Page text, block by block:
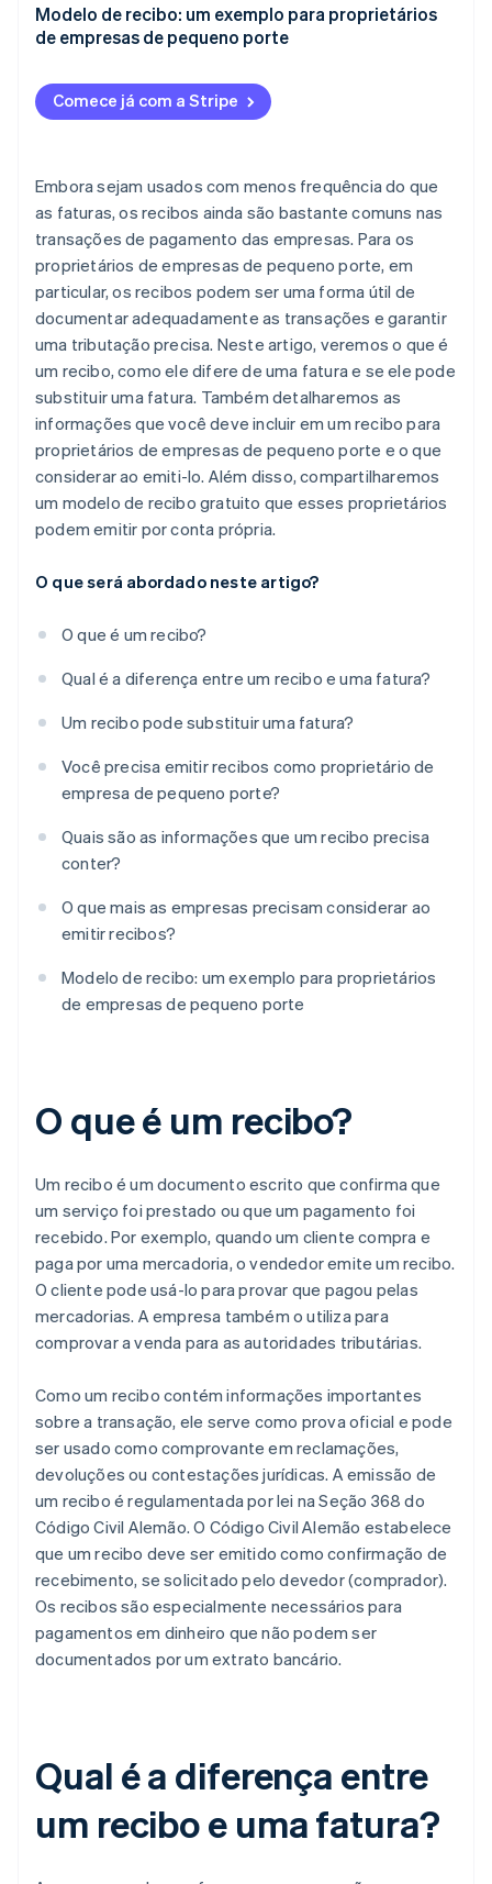
Modelo de recibo: um exemplo para proprietários
de empresas de pequeno porte
Comece já com a Stripe
Embora sejam usados com menos frequência do que
as faturas, os recibos ainda são bastante comuns nas
transações de pagamento das empresas. Para os
proprietários de empresas de pequeno porte, em
particular, os recibos podem ser uma forma útil de
documentar adequadamente as transações e garantir
uma tributação precisa. Neste artigo, veremos o que é
um recibo, como ele difere de uma fatura e se ele pode
substituir uma fatura. Também detalharemos as
informações que você deve incluir em um recibo para
proprietários de empresas de pequeno porte e o que
considerar ao emiti-lo. Além disso, compartilharemos
um modelo de recibo gratuito que esses proprietários
podem emitir por conta própria.
O que será abordado neste artigo?
O que é um recibo?
Qual é a diferença entre um recibo e uma fatura?
Um recibo pode substituir uma fatura?
Você precisa emitir recibos como proprietário de
empresa de pequeno porte?
Quais são as informações que um recibo precisa
conter?
O que mais as empresas precisam considerar ao
emitir recibos?
Modelo de recibo: um exemplo para proprietários
de empresas de pequeno porte
O que é um recibo?
Um recibo é um documento escrito que confirma que
um serviço foi prestado ou que um pagamento foi
recebido. Por exemplo, quando um cliente compra e
paga por uma mercadoria, o vendedor emite um recibo.
O cliente pode usá-lo para provar que pagou pelas
mercadorias. A empresa também o utiliza para
comprovar a venda para as autoridades tributárias.
Como um recibo contém informações importantes
sobre a transação, ele serve como prova oficial e pode
ser usado como comprovante em reclamações,
devoluções ou contestações jurídicas. A emissão de
um recibo é regulamentada por lei na Seção 368 do
Código Civil Alemão. O Código Civil Alemão estabelece
que um recibo deve ser emitido como confirmação de
recebimento, se solicitado pelo devedor (comprador).
Os recibos são especialmente necessários para
pagamentos em dinheiro que não podem ser
documentados por um extrato bancário.
Qual é a diferença entre
um recibo e uma fatura?